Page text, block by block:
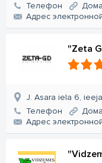
Телефон
Aдрес
"Zeta
J. Asara iela 6,
Телефон
Aдрес